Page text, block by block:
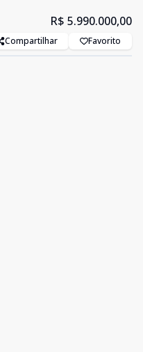
R$ 5.990.000,00
Compartilhar Favorito